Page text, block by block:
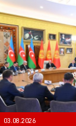
03.08.2026